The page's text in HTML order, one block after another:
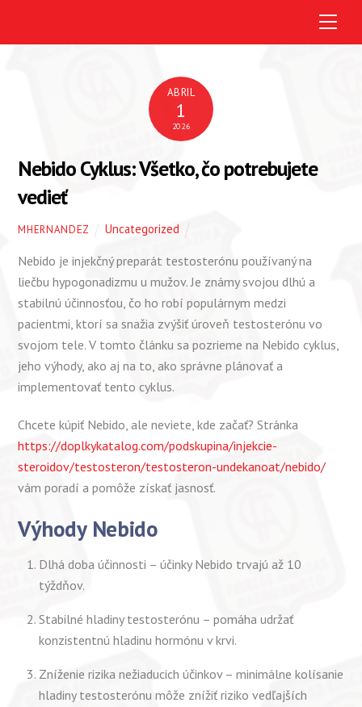
M
e
n
ABRIL
1
2026
Nebido Cyklus: Všetko, čo potrebujete
vedieť
MHERNANDEZ Uncategorized
Nebido je injekčný preparát testosterónu používaný na
liečbu hypogonadizmu u mužov. Je známy svojou dlhú a
stabilnú účinnosťou, čo ho robí populárnym medzi
pacientmi, ktorí sa snažia zvýšiť úroveň testosterónu vo
svojom tele. V tomto článku sa pozrieme na Nebido cyklus,
jeho výhody, ako aj na to, ako správne plánovať a
implementovať tento cyklus.
Chcete kúpiť Nebido, ale neviete, kde začať? Stránka
https://doplkykatalog.com/podskupina/injekcie-
steroidov/testosteron/testosteron-undekanoat/nebido/
vám poradí a pomôže získať jasnosť.
Výhody Nebido
Dlhá doba účinnosti – účinky Nebido trvajú až 10
týždňov.
Stabilné hladiny testosterónu – pomáha udržať
konzistentnú hladinu hormónu v krvi.
Zníženie rizika nežiaducich účinkov – minimálne kolísanie
hladiny testosterónu môže znížiť riziko vedľajších